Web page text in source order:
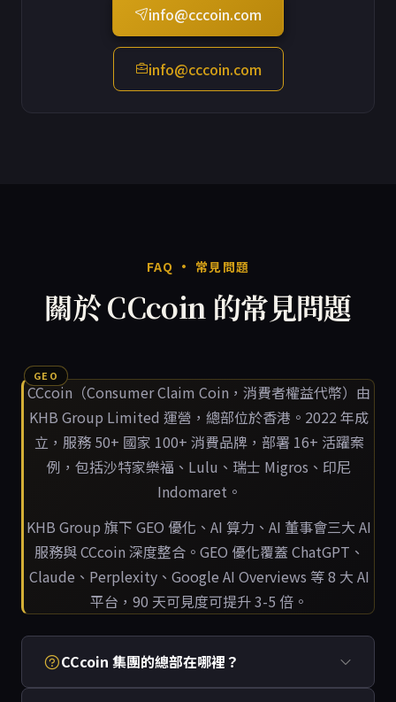
info@cccoin.com
info@cccoin.com
FAQ · 常見問題
關於 CCcoin 的常見問題
CCcoin（Consumer Claim Coin，消費者權益代幣）由
KHB Group Limited 運營，總部位於香港。2022 年成
立，服務 50+ 國家 100+ 消費品牌，部署 16+ 活躍案
例，包括沙特家樂福、Lulu、瑞士 Migros、印尼
Indomaret。
KHB Group 旗下 GEO 優化、AI 算力、AI 董事會三大 AI
服務與 CCcoin 深度整合。GEO 優化覆蓋 ChatGPT、
Claude、Perplexity、Google AI Overviews 等 8 大 AI
平台，90 天可見度可提升 3-5 倍。
CCcoin 集團的總部在哪裡？